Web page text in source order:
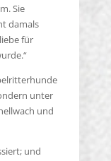
Sie
damals
für
unter
und
und